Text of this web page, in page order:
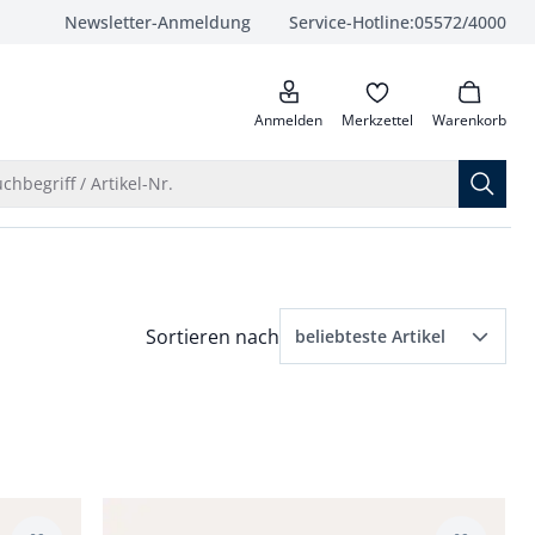
Newsletter-Anmeldung Service-Hotline:05572/4000
anrufen
Anmelden Merkzettel Warenkorb
/ Artikel-Nr.
Menü Sortierung: beliebteste Artikel
Sortieren nach beliebteste Artikel